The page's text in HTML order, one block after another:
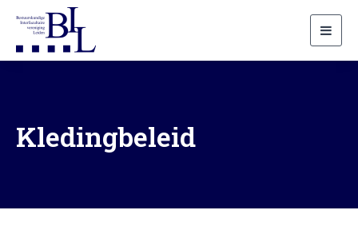
Kledingbeleid